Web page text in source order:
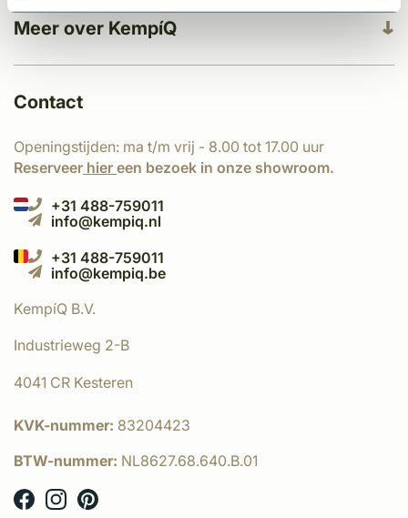
Meer over KempíQ
Contact
Openingstijden: ma t/m vrij - 8.00 tot 17.00 uur
Reserveer hier een bezoek in onze showroom.
+31 488-759011
info@kempiq.nl
+31 488-759011
info@kempiq.be
KempíQ B.V.
Industrieweg 2-B
4041 CR Kesteren
KVK-nummer: 83204423
BTW-nummer: NL8627.68.640.B.01